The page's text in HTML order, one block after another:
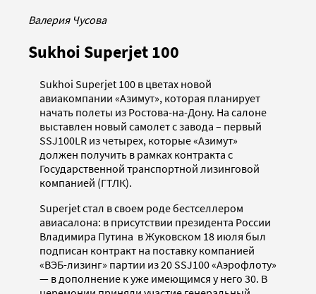
Валерия Чусова
Sukhoi Superjet 100
Sukhoi Superjet 100 в цветах новой
авиакомпании «Азимут», которая планирует
начать полеты из Ростова-на-Дону. На салоне
выставлен новый самолет с завода – первый
SSJ100LR из четырех, которые «Азимут»
должен получить в рамках контракта с
Государственной транспортной лизинговой
компанией (ГТЛК).
Superjet стал в своем роде бестселлером
авиасалона: в присутствии президента России
Владимира Путина в Жуковском 18 июля был
подписан контракт на поставку компанией
«ВЭБ-лизинг» партии из 20 SSJ100 «Аэрофлоту»
— в дополнение к уже имеющимся у него 30. В